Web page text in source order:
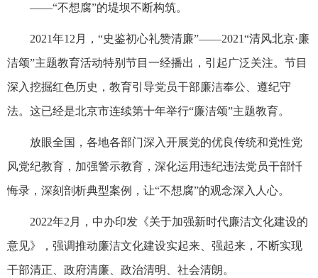
——“不想腐”的堤坝不断构筑。
2021年12月，“史鉴初心礼赞清廉”——2021“清风北京·廉
洁颂”主题教育活动特别节目一经播出，引起广泛关注。节目
深入挖掘红色历史，教育引导党员干部廉洁奉公、遵纪守
法。这已经是北京市连续第十年举行“廉洁颂”主题教育。
放眼全国，各地各部门深入开展党的优良传统和党性党
风党纪教育，加强警示教育，深化运用违纪违法党员干部忏
悔录，深刻剖析典型案例，让“不想腐”的观念深入人心。
2022年2月，中办印发《关于加强新时代廉洁文化建设的
意见》，强调推动廉洁文化建设实起来、强起来，不断实现
干部清正、政府清廉、政治清明、社会清朗。